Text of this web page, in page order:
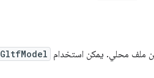
GltfModel